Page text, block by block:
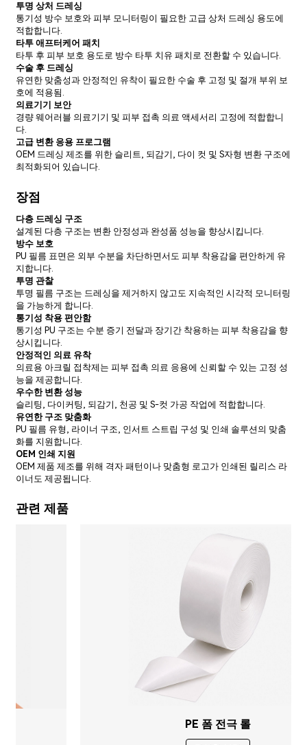
투명 상처 드레싱
통기성 방수 보호와 피부 모니터링이 필요한 고급 상처 드레싱 용도에
적합합니다.
타투 애프터케어 패치
타투 후 피부 보호 용도로 방수 타투 치유 패치로 전환할 수 있습니다.
수술 후 드레싱
유연한 맞춤성과 안정적인 유착이 필요한 수술 후 고정 및 절개 부위 보
호에 적용됨.
의료기기 보안
경량 웨어러블 의료기기 및 피부 접촉 의료 액세서리 고정에 적합합니
다.
고급 변환 응용 프로그램
OEM 드레싱 제조를 위한 슬리트, 되감기, 다이 컷 및 S자형 변환 구조에
최적화되어 있습니다.
장점
다층 드레싱 구조
설계된 다층 구조는 변환 안정성과 완성품 성능을 향상시킵니다.
방수 보호
PU 필름 표면은 외부 수분을 차단하면서도 피부 착용감을 편안하게 유
지합니다.
투명 관찰
투명 필름 구조는 드레싱을 제거하지 않고도 지속적인 시각적 모니터링
을 가능하게 합니다.
통기성 착용 편안함
통기성 PU 구조는 수분 증기 전달과 장기간 착용하는 피부 착용감을 향
상시킵니다.
안정적인 의료 유착
의료용 아크릴 접착제는 피부 접촉 의료 응용에 신뢰할 수 있는 고정 성
능을 제공합니다.
우수한 변환 성능
슬리팅, 다이커팅, 되감기, 천공 및 S-컷 가공 작업에 적합합니다.
유연한 구조 맞춤화
PU 필름 유형, 라이너 구조, 인서트 스트립 구성 및 인쇄 솔루션의 맞춤
화를 지원합니다.
OEM 인쇄 지원
OEM 제품 제조를 위해 격자 패턴이나 맞춤형 로고가 인쇄된 릴리스 라
이너도 제공됩니다.
관련 제품
리지드 스포